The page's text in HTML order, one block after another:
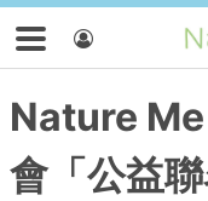
Nature
會「公益